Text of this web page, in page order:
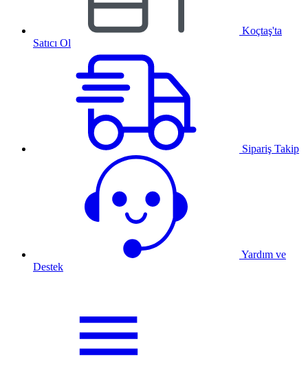
Koçtaş'ta
Satıcı Ol
Sipariş Takip
Yardım ve
Destek